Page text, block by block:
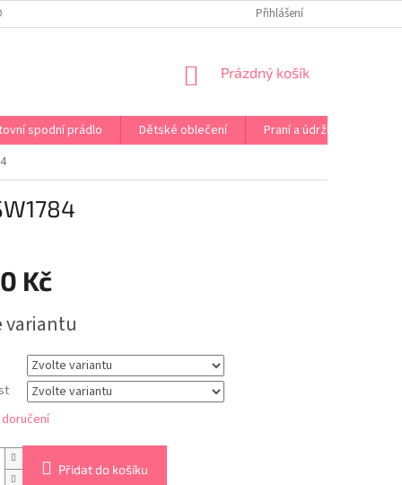
PRÁDLA NA MÍRU DOPRAVA A PLATBA ČR A EU
Přihlášení
NÁKUPNÍ
Prázdný košík
spodní prádlo Dětské oblečení Praní a údržba
Kč
variantu
Přidat do košíku